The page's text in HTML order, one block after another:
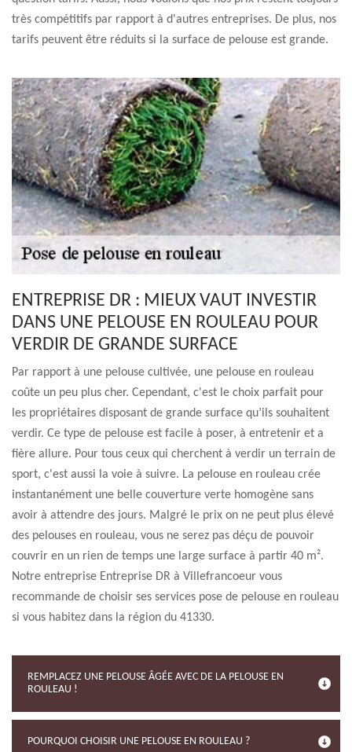
très compétitifs par rapport à d'autres entreprises. De plus, nos
tarifs peuvent être réduits si la surface de pelouse est grande.
ENTREPRISE DR : MIEUX VAUT INVESTIR
DANS UNE PELOUSE EN ROULEAU POUR
VERDIR DE GRANDE SURFACE
Par rapport à une pelouse cultivée, une pelouse en rouleau
coûte un peu plus cher. Cependant, c'est le choix parfait pour
les propriétaires disposant de grande surface qu’ils souhaitent
verdir. Ce type de pelouse est facile à poser, à entretenir et a
fière allure. Pour tous ceux qui cherchent à verdir un terrain de
sport, c'est aussi la voie à suivre. La pelouse en rouleau crée
instantanément une belle couverture verte homogène sans
avoir à attendre des jours. Malgré le prix on ne peut plus élevé
des pelouses en rouleau, vous ne serez pas déçu de pouvoir
couvrir en un rien de temps une large surface à partir 40 m².
Notre entreprise Entreprise DR à Villefrancoeur vous
recommande de choisir ses services pose de pelouse en rouleau
si vous habitez dans la région du 41330.
REMPLACEZ UNE PELOUSE ÂGÉE AVEC DE LA PELOUSE EN
ROULEAU !
POURQUOI CHOISIR UNE PELOUSE EN ROULEAU ?